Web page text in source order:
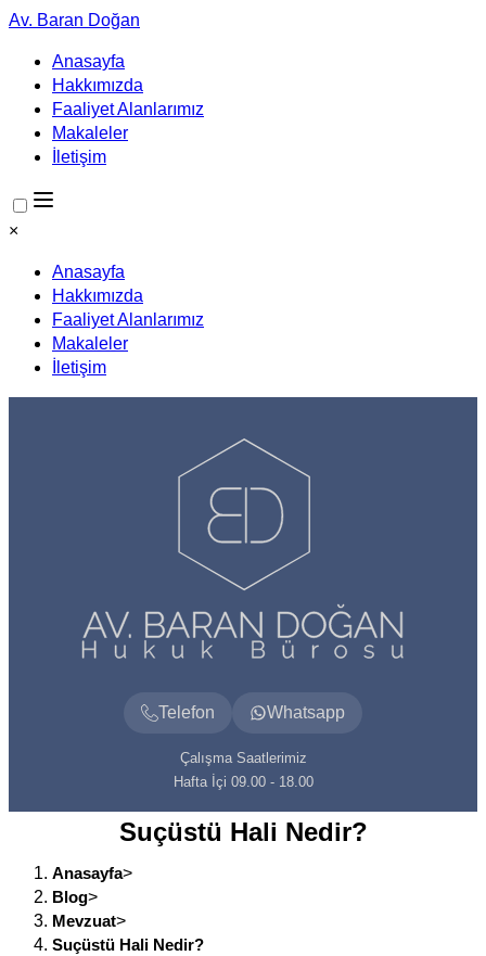
Av. Baran Doğan
Anasayfa
Hakkımızda
Faaliyet Alanlarımız
Makaleler
İletişim
×
Anasayfa
Hakkımızda
Faaliyet Alanlarımız
Makaleler
İletişim
Telefon Whatsapp
Çalışma Saatlerimiz
Hafta İçi 09.00 - 18.00
Suçüstü Hali Nedir?
Anasayfa>
Blog>
Mevzuat>
Suçüstü Hali Nedir?